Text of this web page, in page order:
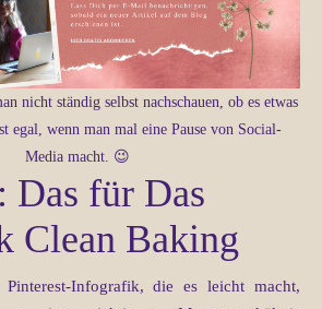
nicht ständig selbst nachschauen, ob es etwas
egal, wenn man mal eine Pause von Social-
Media macht. 😉
für Das
Clean Baking
Infografik, die es leicht macht,